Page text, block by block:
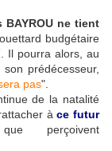
ne tient
budgétaire
Il pourra alors, au
prédécesseur,
pas".
de la natalité
àce futur
que perçoivent